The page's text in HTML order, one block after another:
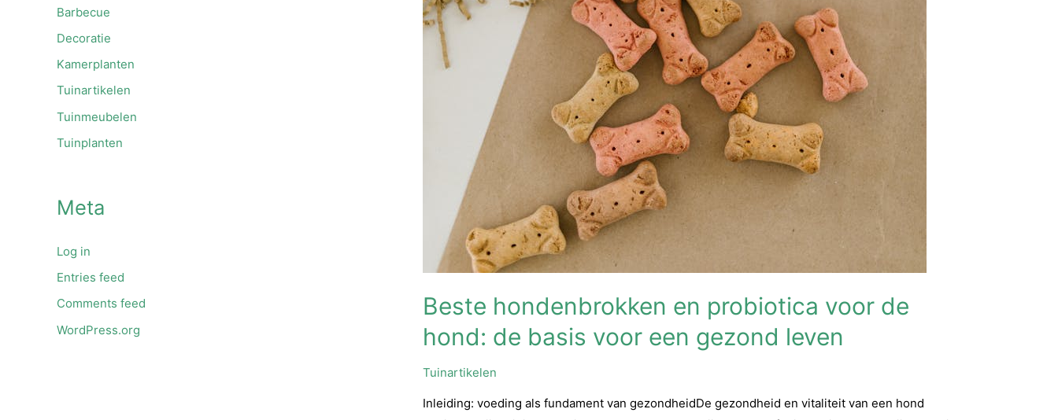
Barbecue
Decoratie
Kamerplanten
Tuinartikelen
Tuinmeubelen
Tuinplanten
Meta
Log in
Entries feed
Comments feed
WordPress.org
Beste hondenbrokken en probiotica voor de
hond: de basis voor een gezond leven
Tuinartikelen
Inleiding: voeding als fundament van gezondheidDe gezondheid en vitaliteit van een hond